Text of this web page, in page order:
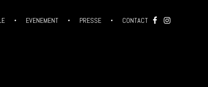
EVENEMENT PRESSE CONTACT